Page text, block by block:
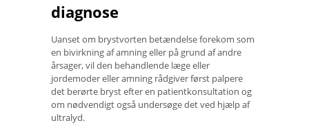
diagnose
Uanset om brystvorten betændelse forekom som
en bivirkning af amning eller på grund af andre
årsager, vil den behandlende læge eller
jordemoder eller amning rådgiver først palpere
det berørte bryst efter en patientkonsultation og
om nødvendigt også undersøge det ved hjælp af
ultralyd.